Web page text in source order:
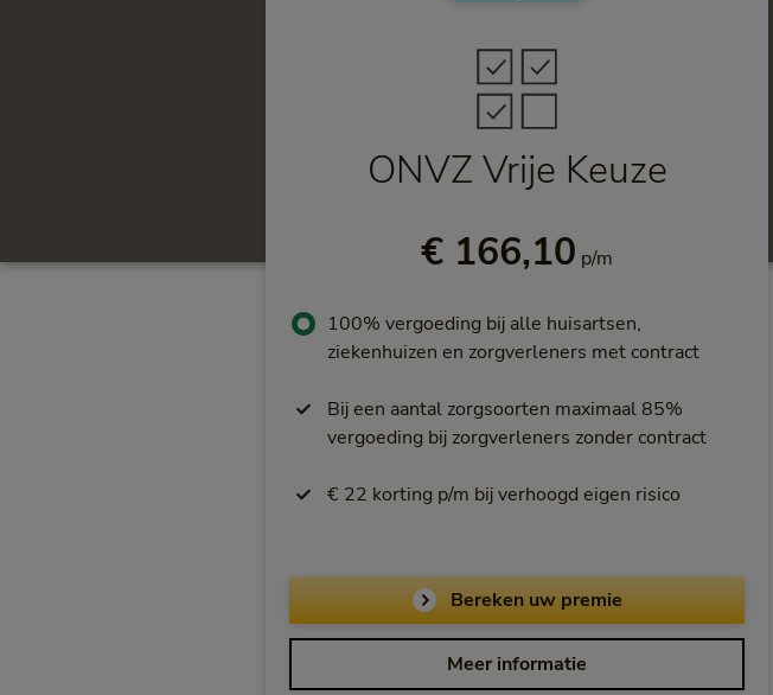
ONVZ Vrije Keuze
€ 166,10 p/m
100% vergoeding bij alle huisartsen,
ziekenhuizen en zorgverleners met contract
Bij een aantal zorgsoorten maximaal 85%
vergoeding bij zorgverleners zonder contract
€ 22 korting p/m bij verhoogd eigen risico
Bereken uw premievoor ONVZ Vrije
Meer informatie